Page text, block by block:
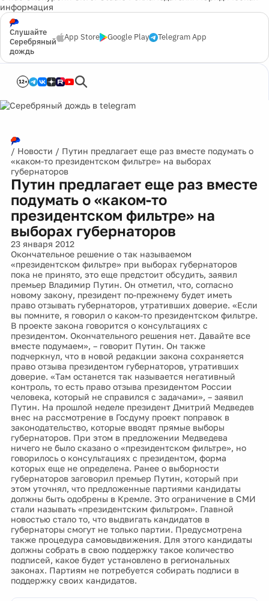
информация
Слушайте
Серебряный
дождь
App Store Google Play Telegram App
12+
/ Новости / Путин предлагает еще раз вместе подумать о
«каком-то президентском фильтре» на выборах
губернаторов
Путин предлагает еще раз вместе
подумать о «каком-то
президентском фильтре» на
выборах губернаторов
23 января 2012
Окончательное решение о так называемом
«президентском фильтре» при выборах губернаторов
пока не принято, это еще предстоит обсудить, заявил
премьер Владимир Путин. Он отметил, что, согласно
новому закону, президент по-прежнему будет иметь
право отзывать губернаторов, утративших доверие. «Если
вы помните, я говорил о каком-то президентском фильтре.
В проекте закона говорится о консультациях с
президентом. Окончательного решения нет. Давайте все
вместе подумаем», – говорит Путин. Он также
подчеркнул, что в новой редакции закона сохраняется
право отзыва президентом губернаторов, утративших
доверие. «Там останется так называется негативный
контроль, то есть право отзыва президентом России
человека, который не справился с задачами», – заявил
Путин. На прошлой неделе президент Дмитрий Медведев
внес на рассмотрение в Госдуму проект поправок в
законодательство, которые вводят прямые выборы
губернаторов. При этом в предложении Медведева
ничего не было сказано о «президентском фильтре», но
говорилось о консультациях с президентом, форма
которых еще не определена. Ранее о выборности
губернаторов заговорил премьер Путин, который при
этом уточнял, что предложенные партиями кандидаты
должны быть одобрены в Кремле. Это ограничение в СМИ
стали называть «президентским фильтром». Главной
новостью стало то, что выдвигать кандидатов в
губернаторы смогут не только партии. Предусмотрена
также процедура самовыдвижения. Для этого кандидаты
должны собрать в свою поддержку такое количество
подписей, какое будет установлено в региональных
законах. Партиям не потребуется собирать подписи в
поддержку своих кандидатов.